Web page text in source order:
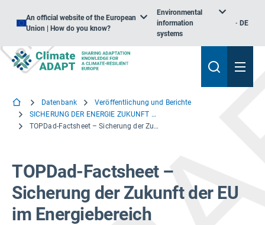
An official website of the European
Union | How do you know?
Environmental
information
systems
DE
Datenbank
Veröffentlichung und Berichte
SICHERUNG DER ENERGIE ZUKUNFT DER EU: Anpassung unseres Energiesystems an den Klimawandel
TOPDad-Factsheet – Sicherung der Zukunft der EU im Energiebereich
TOPDad-Factsheet –
Sicherung der Zukunft der EU
im Energiebereich